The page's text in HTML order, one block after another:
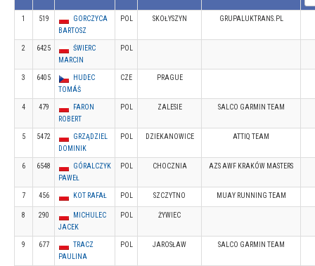
1 519
GORCZYCA
BARTOSZ
POL SKOŁYSZYN GRUPALUKTRANS.PL
2 6425
ŚWIERC
MARCIN
POL
3 6405
HUDEC
TOMÁŠ
CZE PRAGUE
4 479
FARON
ROBERT
POL ZALESIE SALCO GARMIN TEAM
5 5472
GRZĄDZIEL
DOMINIK
POL DZIEKANOWICE ATTIQ TEAM
6 6548
GÓRALCZYK
PAWEŁ
POL CHOCZNIA AZS AWF KRAKÓW MASTERS
7 456 KOT RAFAŁ POL SZCZYTNO MUAY RUNNING TEAM
8 290
MICHULEC
JACEK
POL ŻYWIEC
9 677
TRACZ
PAULINA
POL JAROSŁAW SALCO GARMIN TEAM